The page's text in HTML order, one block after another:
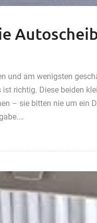
und am wenigsten
ist richtig. Diese beiden
– sie bitten nie um ein